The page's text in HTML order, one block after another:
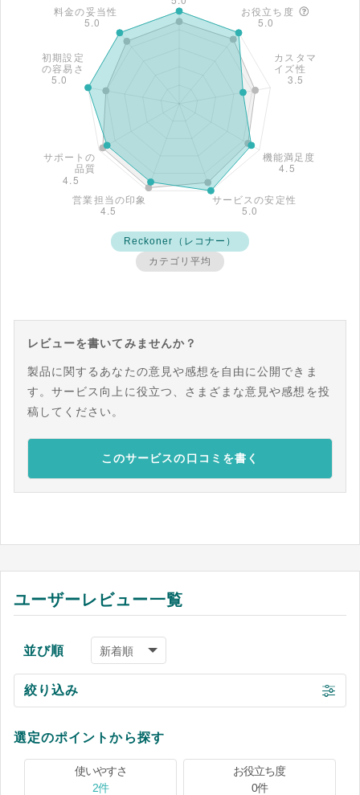
Reckoner（レコナー）
カテゴリ平均
レビューを書いてみませんか？
製品に関するあなたの意見や感想を自由に公開できま
す。サービス向上に役立つ、さまざまな意見や感想を投
稿してください。
このサービスの口コミを書く
ユーザーレビュー一覧
並び順
絞り込み
選定のポイントから探す
使いやすさ
2件
お役立ち度
0件